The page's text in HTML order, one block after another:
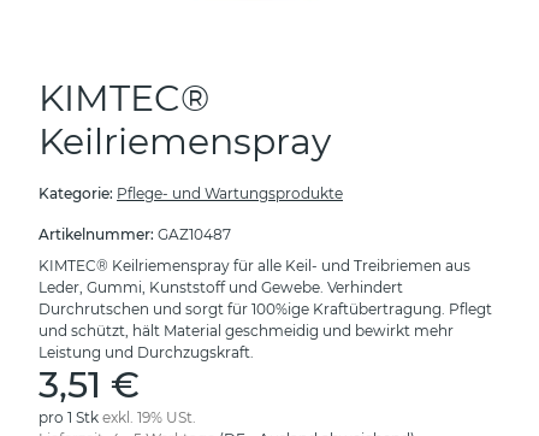
KIMTEC®
Keilriemenspray
Kategorie: Pflege- und Wartungsprodukte
Artikelnummer: GAZ10487
KIMTEC® Keilriemenspray für alle Keil- und Treibriemen aus
Leder, Gummi, Kunststoff und Gewebe. Verhindert
Durchrutschen und sorgt für 100%ige Kraftübertragung. Pflegt
und schützt, hält Material geschmeidig und bewirkt mehr
Leistung und Durchzugskraft.
3,51 €
pro 1 Stk exkl. 19% USt.